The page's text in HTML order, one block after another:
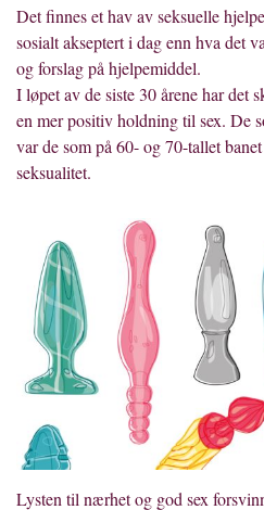
Det finnes et hav av seksuelle
sosialt akseptert i dag enn hva det
og forslag på hjelpemiddel.
I løpet av de siste 30 årene har det
en mer positiv holdning til sex. De
var de som på 60- og 70-tallet
seksualitet.
Lysten til nærhet og god sex